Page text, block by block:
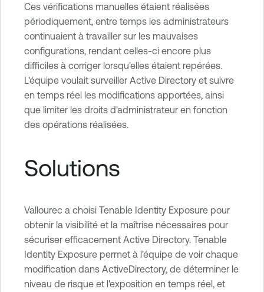
Ces vérifications manuelles étaient réalisées
périodiquement, entre temps les administrateurs
continuaient à travailler sur les mauvaises
configurations, rendant celles-ci encore plus
difficiles à corriger lorsqu'elles étaient repérées.
L'équipe voulait surveiller Active Directory et suivre
en temps réel les modifications apportées, ainsi
que limiter les droits d'administrateur en fonction
des opérations réalisées.
Solutions
Vallourec a choisi Tenable Identity Exposure pour
obtenir la visibilité et la maîtrise nécessaires pour
sécuriser efficacement Active Directory. Tenable
Identity Exposure permet à l'équipe de voir chaque
modification dans ActiveDirectory, de déterminer le
niveau de risque et l'exposition en temps réel, et